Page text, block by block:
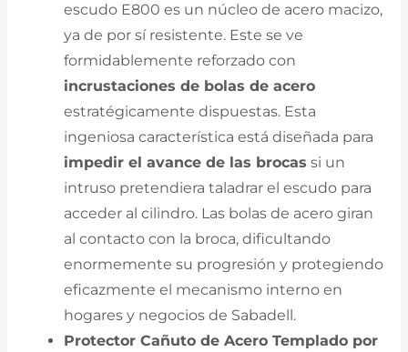
escudo E800 es un núcleo de acero macizo,
ya de por sí resistente. Este se ve
formidablemente reforzado con
incrustaciones de bolas de acero
estratégicamente dispuestas. Esta
ingeniosa característica está diseñada para
impedir el avance de las brocas si un
intruso pretendiera taladrar el escudo para
acceder al cilindro. Las bolas de acero giran
al contacto con la broca, dificultando
enormemente su progresión y protegiendo
eficazmente el mecanismo interno en
hogares y negocios de Sabadell.
Protector Cañuto de Acero Templado por